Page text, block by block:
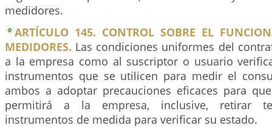
medidores.
ARTÍCULO 145. CONTROL SOBRE EL
MEDIDORES. Las condiciones uniformes del
a la empresa como al suscriptor o usuario
instrumentos que se utilicen para medir el
ambos a adoptar precauciones eficaces para
permitirá a la empresa, inclusive, retirar
instrumentos de medida para verificar su estado.